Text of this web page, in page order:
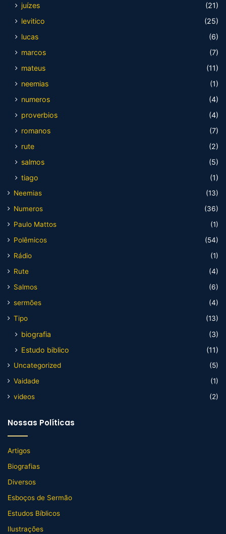
juízes
(21)
levitico
(25)
lucas
(6)
marcos
(7)
mateus
(11)
neemias
(1)
numeros
(4)
proverbios
(4)
romanos
(7)
rute
(2)
salmos
(5)
tiago
(1)
Neemias
(13)
Numeros
(36)
Paulo Mattos
(1)
Polêmicos
(54)
Rádio
(1)
Rute
(4)
Salmos
(6)
sermões
(4)
Tipo
(13)
biografia
(3)
Estudo biblico
(11)
Uncategorized
(5)
Vaidade
(1)
videos
(2)
Nossas Políticas
Artigos
Biografias
Diversos
Esboços de Sermão
Estudos Bíblicos
Ilustrações